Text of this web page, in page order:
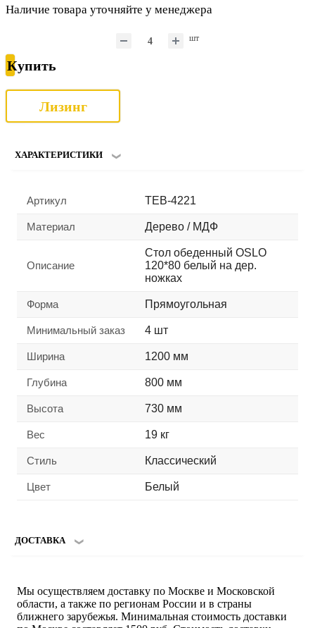
Наличие товара уточняйте у менеджера
шт
Купить
Лизинг
ХАРАКТЕРИСТИКИ
Артикул TEB-4221
Материал Дерево / МДФ
Описание
Стол обеденный OSLO
120*80 белый на дер.
ножках
Форма Прямоугольная
Минимальный заказ 4 шт
Ширина 1200 мм
Глубина 800 мм
Высота 730 мм
Вес 19 кг
Стиль Классический
Цвет Белый
ДОСТАВКА
Мы осуществляем доставку по Москве и Московской
области, а также по регионам России и в страны
ближнего зарубежья. Минимальная стоимость доставки